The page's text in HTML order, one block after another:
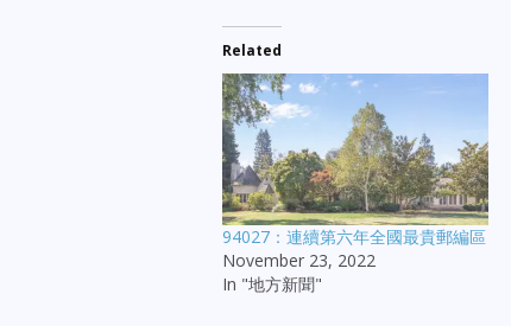
Related
94027：連續第六年全國最貴郵編區
November 23, 2022
In "地方新聞"